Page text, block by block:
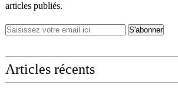
articles publiés.
Articles récents